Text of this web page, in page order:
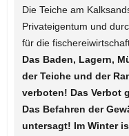
Die Teiche am
Privateigentum und
für die
Das Baden, Lagern,
der Teiche und der
verboten! Das Verbot
Das Befahren der
untersagt! Im Winter